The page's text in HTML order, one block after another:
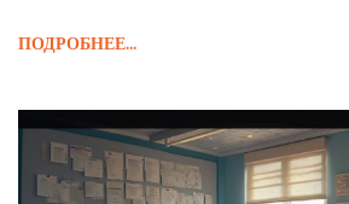
фактором. Мы рассмотрим
подходящий для обеспечения
экономичности. Откроем
помогут сделать оптимальный
для ваших монотонных нужд.
ПОДРОБНЕЕ...